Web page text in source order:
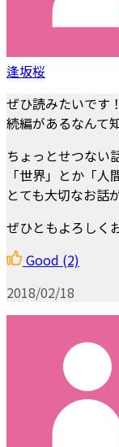
逢坂桜
ぜひ読みたいです！
続編があるなんて
ちょっとせつない
「世界」とか「人
とても大切なお話
ぜひともよろしく
Good (2)
2018/02/18